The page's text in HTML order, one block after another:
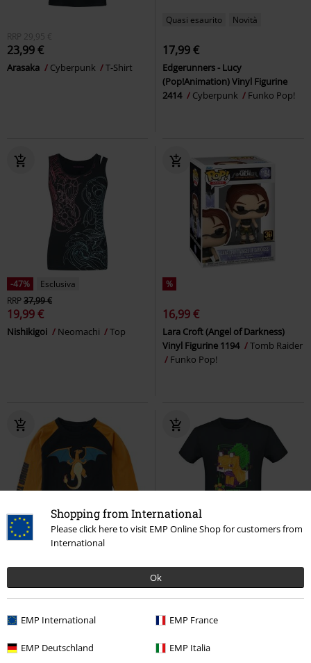
Shopping from International
Please click here to visit EMP Online Shop for customers from
International
Ok
EMP International EMP France
EMP Deutschland EMP Italia
RRP 29,95 €
23,99 €
Arasaka Cyberpunk T-Shirt
Quasi esaurito Novità
17,99 €
Edgerunners - Lucy
(Pop!Animation) Vinyl Figurine
2414
Cyberpunk Funko Pop!
-47%
Esclusiva
RRP37,99 €
19,99 €
Nishikigoi Neomachi Top
%
16,99 €
Lara Croft (Angel of Darkness)
Vinyl Figurine 1194
Tomb Raider
Funko Pop!
Bimbi & Ragazzi
RRP27,99 €